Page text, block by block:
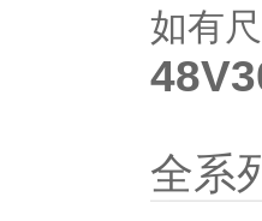
如有
全系